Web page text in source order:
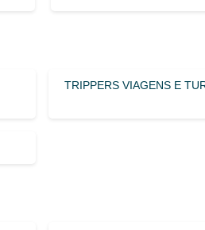
TRIPPERS VIAGENS E